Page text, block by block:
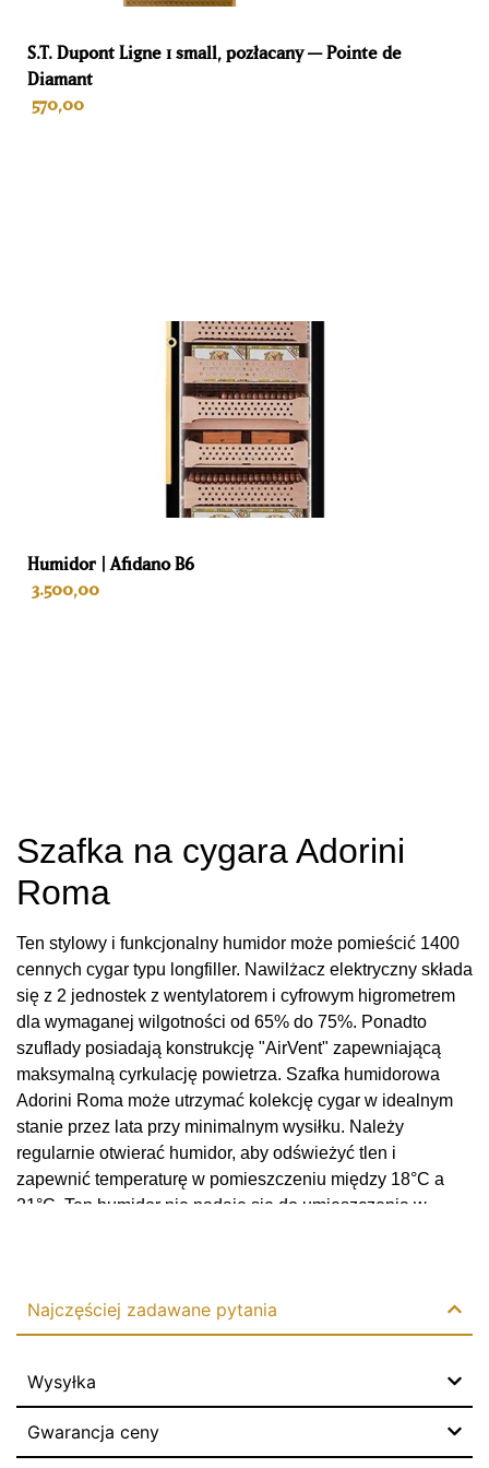
Breedte
65 cm
S.T. Dupont Ligne 1 small, pozłacany — Pointe de
Diamant
570,00
Humidor | Afidano B6
3.500,00
Szafka na cygara Adorini
Roma
Ten stylowy i funkcjonalny humidor może pomieścić 1400
cennych cygar typu longfiller. Nawilżacz elektryczny składa
się z 2 jednostek z wentylatorem i cyfrowym higrometrem
dla wymaganej wilgotności od 65% do 75%. Ponadto
szuflady posiadają konstrukcję "AirVent" zapewniającą
maksymalną cyrkulację powietrza. Szafka humidorowa
Adorini Roma może utrzymać kolekcję cygar w idealnym
stanie przez lata przy minimalnym wysiłku. Należy
regularnie otwierać humidor, aby odświeżyć tlen i
zapewnić temperaturę w pomieszczeniu między 18°C a
21°C. Ten humidor nie nadaje się do umieszczenia w
luksusem dla każdego miłośnika cygar.
Humidor Adorini Roma jest pokryty kilkoma pięknymi
warstwami lakieru. To sprawia, że humidor Adorini Roma
jest ucztą dla oczu. Ten humidor to coś więcej niż tylko
Najczęściej zadawane pytania
Wysyłka
Gwarancja ceny